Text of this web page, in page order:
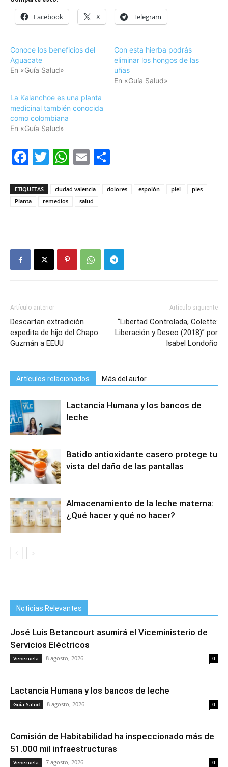
Facebook X Telegram
Conoce los beneficios del
Aguacate
En «Guía Salud»
Con esta hierba podrás
eliminar los hongos de las
uñas
En «Guía Salud»
La Kalanchoe es una planta
medicinal también conocida
como colombiana
En «Guía Salud»
Facebook
Twitter
WhatsApp
Email
ETIQUETAS ciudad valencia dolores espolón piel
pies
Planta
remedios salud
Artículo anterior
Descartan extradición
expedita de hijo del Chapo
Guzmán a EEUU
Artículo siguiente
“Libertad Controlada, Colette:
Liberación y Deseo (2018)” por
Isabel Londoño
Artículos relacionados Más del autor
Lactancia Humana y los bancos de
leche
Batido antioxidante casero protege tu
vista del daño de las pantallas
Almacenamiento de la leche materna:
¿Qué hacer y qué no hacer?
Noticias Relevantes
José Luis Betancourt asumirá el Viceministerio de
Servicios Eléctricos
Venezuela 8 agosto, 2026 0
Lactancia Humana y los bancos de leche
Guía Salud 8 agosto, 2026 0
Comisión de Habitabilidad ha inspeccionado más de
51.000 mil infraestructuras
Venezuela 7 agosto, 2026 0